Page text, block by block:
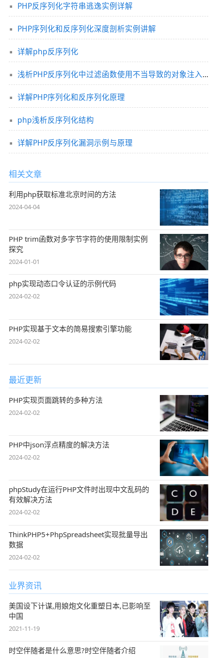
PHP反序列化字符串逃逸实例详解
PHP序列化和反序列化深度剖析实例讲解
详解php反序列化
浅析PHP反序列化中过滤函数使用不当导致的对象注入问题
详解PHP序列化和反序列化原理
php浅析反序列化结构
详解PHP反序列化漏洞示例与原理
相关文章
利用php获取标准北京时间的方法
2024-04-04
PHP trim函数对多字节字符的使用限制实例
探究
2024-01-01
php实现动态口令认证的示例代码
2024-02-02
PHP实现基于文本的简易搜索引擎功能
2024-02-02
最近更新
PHP实现页面跳转的多种方法
2024-02-02
PHP中json浮点精度的解决方法
2024-02-02
phpStudy在运行PHP文件时出现中文乱码的
有效解决方法
2024-02-02
ThinkPHP5+PhpSpreadsheet实现批量导出
数据
2024-02-02
业界资讯
美国设下计谋,用娘炮文化重塑日本,已影响至
中国
2021-11-19
时空伴随者是什么意思?时空伴随者介绍